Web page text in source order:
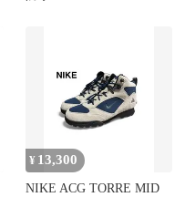
¥ 13,300
NIKE ACG TORRE MID